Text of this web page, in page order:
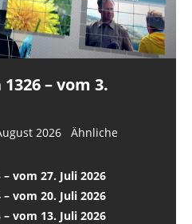
– vom 3.
2026 Ähnliche
vom 27. Juli 2026
vom 20. Juli 2026
vom 13. Juli 2026